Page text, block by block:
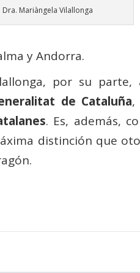
Dra. Mariàngela Vilallonga
y Andorra.
por su
de Cataluña,
. Es, además,
distinción que